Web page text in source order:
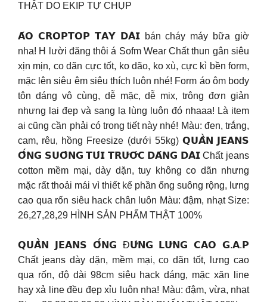
THẬT DO EKIP TỰ CHỤP
𝗔́𝗢 𝗖𝗥𝗢𝗣𝗧𝗢𝗣 𝗧𝗔𝗬 𝗗𝗔̀𝗜 bán cháy máy bữa giờ
nha! H lười đăng thôi á Sofm Wear Chất thun gân siêu
xịn mịn, co dãn cực tốt, ko dão, ko xù, cực kì bền form,
mặc lên siêu êm siêu thích luôn nhé! Form áo ôm body
tôn dáng vô cùng, dễ mặc, dễ mix, trông đơn giản
nhưng lại đẹp và sang lạ lùng luôn đó nhaaa! Là item
ai cũng cần phải có trong tiết này nhé! Màu: đen, trắng,
cam, rêu, hồng Freesize (dưới 55kg) 𝗤𝗨𝗔̂̀𝗡 𝗝𝗘𝗔𝗡𝗦
𝗢̂́𝗡𝗚 𝗦𝗨𝗢̂𝗡𝗚 𝗧𝗨́𝗜 𝗧𝗥𝗨̛𝗢̛́𝗖 𝗗𝗔́𝗡𝗚 𝗗𝗔̀𝗜 Chất jeans
cotton mềm mại, dày dặn, tuy không co dãn nhưng
mặc rất thoải mái vì thiết kế phần ống suông rộng, lưng
cao qua rốn siêu hack chân luôn Màu: đậm, nhạt Size:
26,27,28,29 HÌNH SẢN PHẨM THẬT 100%
𝗤𝗨𝗔̂̀𝗡 𝗝𝗘𝗔𝗡𝗦 𝗢̂́𝗡𝗚 Đ𝗨̛́𝗡𝗚 𝗟𝗨̛𝗡𝗚 𝗖𝗔𝗢 𝗚.𝗔.𝗣
Chất jeans dày dặn, mềm mại, co dãn tốt, lưng cao
qua rốn, độ dài 98cm siêu hack dáng, mặc xăn line
hay xả line đều đẹp xỉu luôn nha! Màu: đậm, vừa, nhạt